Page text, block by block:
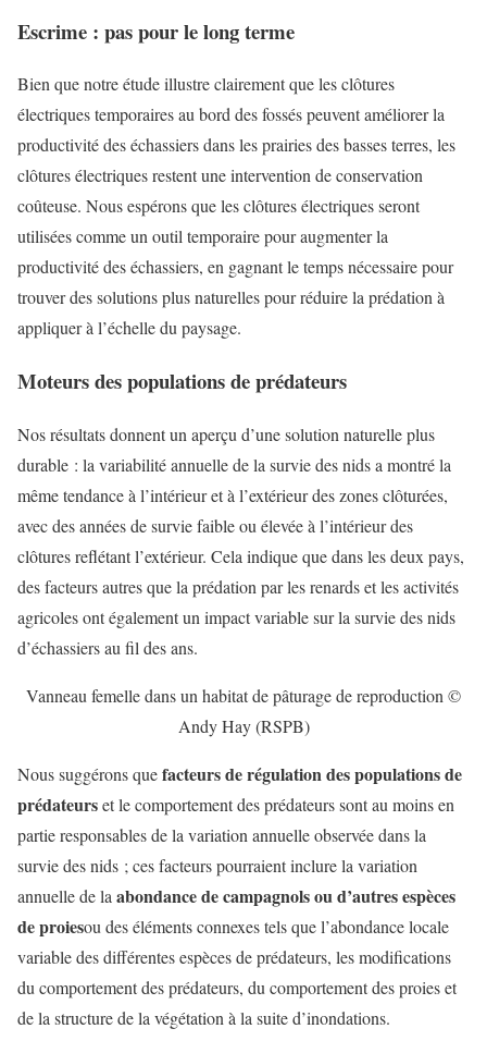
Escrime : pas pour le long terme
Bien que notre étude illustre clairement que les clôtures
électriques temporaires au bord des fossés peuvent améliorer la
productivité des échassiers dans les prairies des basses terres, les
clôtures électriques restent une intervention de conservation
coûteuse. Nous espérons que les clôtures électriques seront
utilisées comme un outil temporaire pour augmenter la
productivité des échassiers, en gagnant le temps nécessaire pour
trouver des solutions plus naturelles pour réduire la prédation à
appliquer à l’échelle du paysage.
Moteurs des populations de prédateurs
Nos résultats donnent un aperçu d’une solution naturelle plus
durable : la variabilité annuelle de la survie des nids a montré la
même tendance à l’intérieur et à l’extérieur des zones clôturées,
avec des années de survie faible ou élevée à l’intérieur des
clôtures reflétant l’extérieur. Cela indique que dans les deux pays,
des facteurs autres que la prédation par les renards et les activités
agricoles ont également un impact variable sur la survie des nids
d’échassiers au fil des ans.
Vanneau femelle dans un habitat de pâturage de reproduction ©
Andy Hay (RSPB)
Nous suggérons quefacteurs de régulation des populations de
prédateurset le comportement des prédateurs sont au moins en
partie responsables de la variation annuelle observée dans la
survie des nids ; ces facteurs pourraient inclure la variation
annuelle de la abondance de campagnols ou d’autres espèces
de proiesou des éléments connexes tels que l’abondance locale
variable des différentes espèces de prédateurs, les modifications
du comportement des prédateurs, du comportement des proies et
de la structure de la végétation à la suite d’inondations.